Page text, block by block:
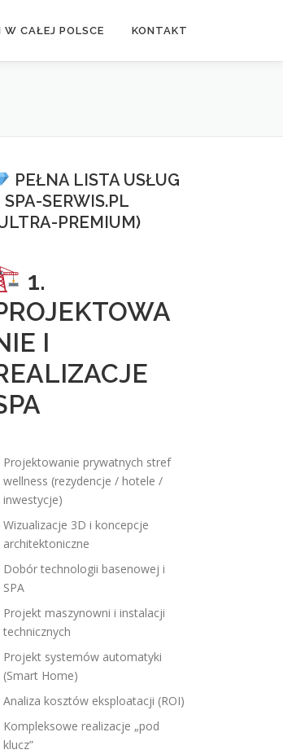
CAŁEJ POLSCE KONTAKT
PEŁNA LISTA USŁUG
SPA-SERWIS.PL
PREMIUM)
1.
I
Projektowanie prywatnych stref
wellness (rezydencje / hotele /
inwestycje)
Wizualizacje 3D i koncepcje
architektoniczne
Dobór technologii basenowej i
SPA
Projekt maszynowni i instalacji
technicznych
Projekt systemów automatyki
(Smart Home)
Analiza kosztów eksploatacji (ROI)
Kompleksowe realizacje „pod
klucz”